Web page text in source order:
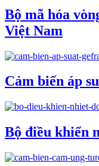
Bộ mã hóa
Việt Nam
Cảm biến áp
Bộ điều khiển